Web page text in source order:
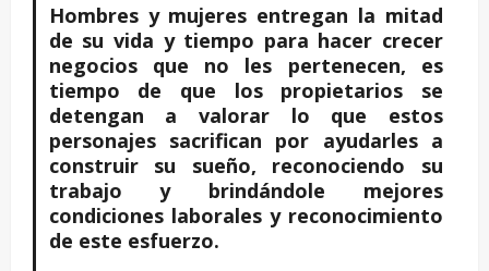
Hombres y mujeres entregan la mitad
de su vida y tiempo para hacer crecer
negocios que no les pertenecen, es
tiempo de que los propietarios se
detengan a valorar lo que estos
personajes sacrifican por ayudarles a
construir su sueño, reconociendo su
trabajo y brindándole mejores
condiciones laborales y reconocimiento
de este esfuerzo.